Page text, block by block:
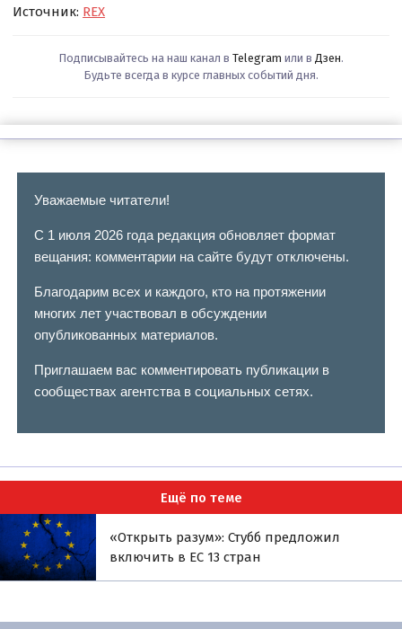
Источник: REX
Подписывайтесь на наш канал в Telegram или в Дзен.
Будьте всегда в курсе главных событий дня.
Уважаемые читатели!
С 1 июля 2026 года редакция обновляет формат
вещания: комментарии на сайте будут отключены.
Благодарим всех и каждого, кто на протяжении
многих лет участвовал в обсуждении
опубликованных материалов.
Приглашаем вас комментировать публикации в
сообществах агентства в социальных сетях.
Ещё по теме
«Открыть разум»: Стубб предложил
включить в ЕС 13 стран